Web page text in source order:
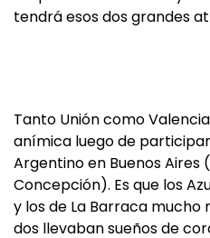
tendrá esos dos grandes
Tanto Unión como
anímica luego de
Argentino en Buenos Aires
Concepción). Es que los
y los de La Barraca mucho
dos llevaban sueños de